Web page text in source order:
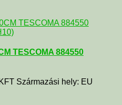
TESCOMA 884550
Származási hely: EU